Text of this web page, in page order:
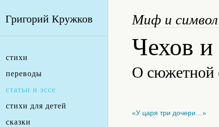
Григорий Кружков
стихи
переводы
статьи и эссе
стихи для детей
сказки
Миф и символ
Чехов и
О сюжетной
«У царя три дочери…»